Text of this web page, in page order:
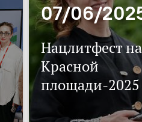
07/06/
Нацлитфест на
Красной
площади-2025